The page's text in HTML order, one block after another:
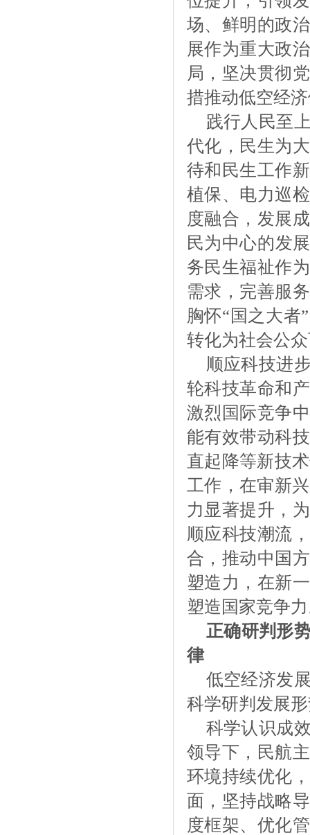
场、鲜明的政
展作为重大政
局，坚决贯彻
措推动低空经
践行人民至
代化，民生为
待和民生工作
植保、电力巡
度融合，发展
民为中心的发
务民生福祉作
需求，完善服
胸怀“国之大者
转化为社会公
顺应科技进
轮科技革命和
激烈国际竞争
能有效带动科
直起降等新技
工作，在审新
力显著提升，
顺应科技潮流
合，推动中国
塑造力，在新
塑造国家竞争
正确研判形
律
低空经济发
科学研判发展
科学认识成
领导下，民航
环境持续优化
面，坚持战略
度框架、优化